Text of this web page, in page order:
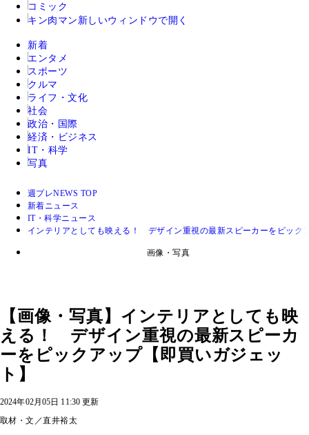
コミック
キン肉マン 新しいウィンドウで開く
新着
エンタメ
スポーツ
クルマ
ライフ・文化
社会
政治・国際
経済・ビジネス
IT・科学
写真
週プレNEWS TOP
新着ニュース
IT・科学ニュース
インテリアとしても映える！ デザイン重視の最新スピーカーをピック
画像・写真
【画像・写真】インテリアとしても映
える！ デザイン重視の最新スピーカ
ーをピックアップ【即買いガジェッ
ト】
2024年02月05日 11:30 更新
取材・文／直井裕太